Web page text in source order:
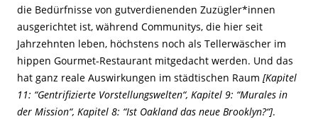
die Bedürfnisse von gutverdienenden Zuzügler*innen
ausgerichtet ist, während Communitys, die hier seit
Jahrzehnten leben, höchstens noch als Tellerwäscher im
hippen Gourmet-Restaurant mitgedacht werden. Und das
hat ganz reale Auswirkungen im städtischen Raum [Kapitel
11: “Gentrifizierte Vorstellungswelten“, Kapitel 9: “Murales in
der Mission“, Kapitel 8: “Ist Oakland das neue Brooklyn?“].